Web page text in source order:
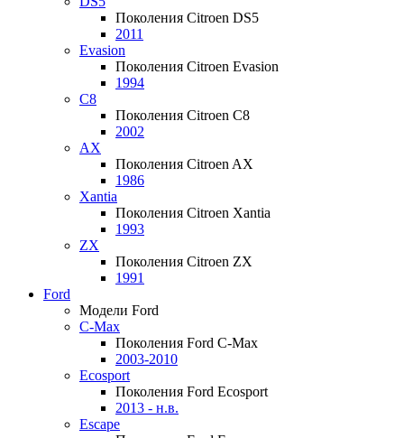
Поколения Citroen DS5
2011
Evasion
Поколения Citroen Evasion
1994
C8
Поколения Citroen C8
2002
AX
Поколения Citroen AX
1986
Xantia
Поколения Citroen Xantia
1993
ZX
Поколения Citroen ZX
1991
Ford
Модели Ford
C-Max
Поколения Ford C-Max
2003-2010
Ecosport
Поколения Ford Ecosport
2013 - н.в.
Escape